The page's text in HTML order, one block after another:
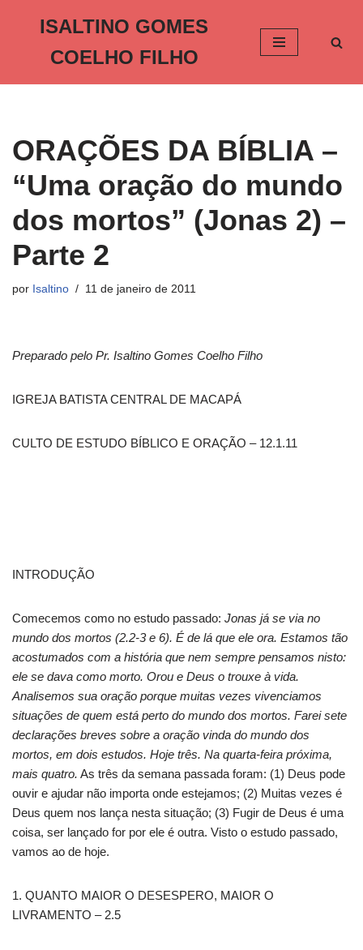
o
ISALTINO GOMES
COELHO FILHO
ORAÇÕES DA BÍBLIA –
“Uma oração do mundo
dos mortos” (Jonas 2) –
Parte 2
por Isaltino 11 de janeiro de 2011
Preparado pelo Pr. Isaltino Gomes Coelho Filho
IGREJA BATISTA CENTRAL DE MACAPÁ
CULTO DE ESTUDO BÍBLICO E ORAÇÃO – 12.1.11
INTRODUÇÃO
Comecemos como no estudo passado: Jonas já se via no
mundo dos mortos (2.2-3 e 6). É de lá que ele ora. Estamos tão
acostumados com a história que nem sempre pensamos nisto:
ele se dava como morto. Orou e Deus o trouxe à vida.
Analisemos sua oração porque muitas vezes vivenciamos
situações de quem está perto do mundo dos mortos. Farei sete
declarações breves sobre a oração vinda do mundo dos
mortos, em dois estudos. Hoje três. Na quarta-feira próxima,
mais quatro. As três da semana passada foram: (1) Deus pode
ouvir e ajudar não importa onde estejamos; (2) Muitas vezes é
Deus quem nos lança nesta situação; (3) Fugir de Deus é uma
coisa, ser lançado for por ele é outra. Visto o estudo passado,
vamos ao de hoje.
1. QUANTO MAIOR O DESESPERO, MAIOR O
LIVRAMENTO – 2.5